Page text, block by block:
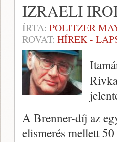
IZRAELI
ÍRTA: POLITZER
ROVAT: HÍREK -
A Brenner-díj az
elismerés mellett